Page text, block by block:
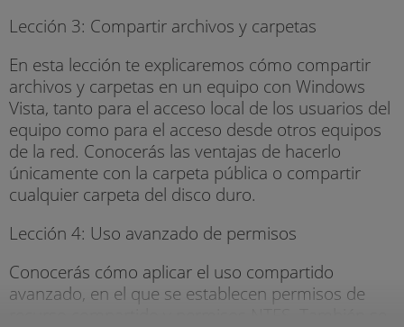
Lección 3: Compartir archivos y carpetas
En esta lección te explicaremos cómo compartir
archivos y carpetas en un equipo con Windows
Vista, tanto para el acceso local de los usuarios del
equipo como para el acceso desde otros equipos
de la red. Conocerás las ventajas de hacerlo
únicamente con la carpeta pública o compartir
cualquier carpeta del disco duro.
Lección 4: Uso avanzado de permisos
Conocerás cómo aplicar el uso compartido
avanzado, en el que se establecen permisos de